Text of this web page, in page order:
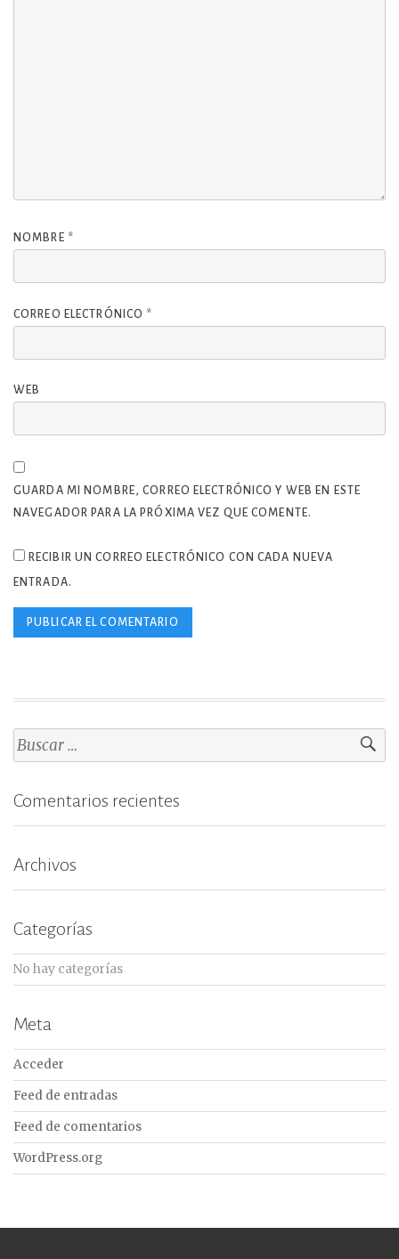
NOMBRE *
CORREO ELECTRÓNICO *
WEB
GUARDA MI NOMBRE, CORREO ELECTRÓNICO Y WEB EN ESTE
NAVEGADOR PARA LA PRÓXIMA VEZ QUE COMENTE.
RECIBIR UN CORREO ELECTRÓNICO CON CADA NUEVA
ENTRADA.
Buscar:
Comentarios recientes
Archivos
Categorías
No hay categorías
Meta
Acceder
Feed de entradas
Feed de comentarios
WordPress.org